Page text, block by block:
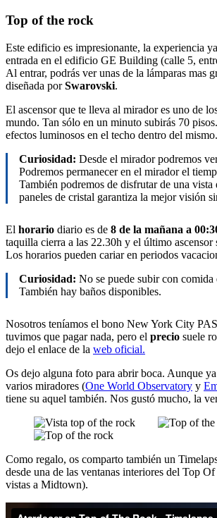
Top of the rock
Este edificio es impresionante, la experiencia
entrada en el edificio GE Building (calle 5,
Al entrar, podrás ver unas de la lámparas mas
diseñada porSwarovski.
El ascensor que te lleva al mirador es uno de
mundo. Tan sólo en un minuto subirás 70
efectos luminosos en el techo dentro del mismo.
Curiosidad: Desde el mirador podremos
Podremos permanecer en el mirador el
También podremos de disfrutar de una vista
paneles de cristal garantiza la mejor visión
El horario diario es de 8 de la mañana a
taquilla cierra a las 22.30h y el último ascensor
Los horarios pueden cariar en periodos
Curiosidad: No se puede subir con
También hay baños disponibles.
Nosotros teníamos el bono New York City
tuvimos que pagar nada, pero el precio suele
dejo el enlace de la web oficial.
Os dejo alguna foto para abrir boca. Aunque
varios miradores (One World Observatory y
tiene su aquel también. Nos gustó mucho, la
Como regalo, os comparto también un
desde una de las ventanas interiores del Top
vistas a Midtown).